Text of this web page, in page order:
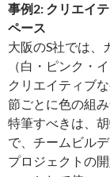
事例2: クリエイ
ペース
大阪のS社では、
（白・ピンク・
クリエイティブ
節ごとに色の組
特筆すべきは、
で、チームビル
プロジェクトの